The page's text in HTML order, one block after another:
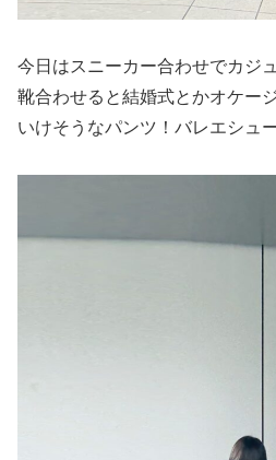
今日はスニーカー合わせでカジ
靴合わせると結婚式とかオケー
いけそうなパンツ！バレエシュ